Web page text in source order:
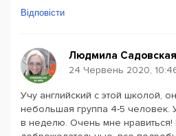
Відповісти
Людмила Садовская
24 Червень 2020,
Учу английский с этой школой,
небольшая группа 4-5 человек.
в неделю. Очень мне нравиться!